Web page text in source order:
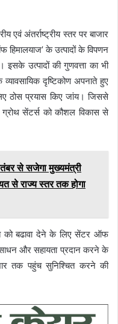
एवं अंतर्राष्ट्रीय स्तर पर बाजार
के उत्पादों के विपणन
उत्पादों की गुणवत्ता का भी
दृष्टिकोण अपनाते हुए
ठोस प्रयास किए जांय। जिससे
ग्रोथ सेंटर्स को कौशल विकास से
से सजेगा मुख्यमंत्री
से राज्य स्तर तक होगा
को बढावा देने के लिए सेंटर ऑफ
और सहायता प्रदान करने के
तक पहुंच सुनिश्चित करने की